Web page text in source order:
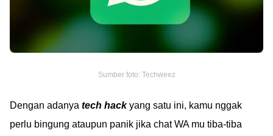
Sumber foto: Techweez
Dengan adanya tech hackyang satu ini, kamu nggak
perlu bingung ataupun panik jika chat WA mu tiba-tiba